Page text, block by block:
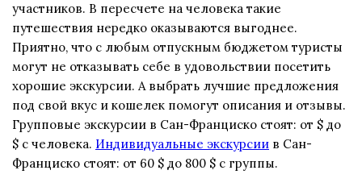
участников. В пересчете на человека такие
путешествия нередко оказываются выгоднее.
Приятно, что с любым отпускным бюджетом туристы
могут не отказывать себе в удовольствии посетить
хорошие экскурсии. А выбрать лучшие предложения
под свой вкус и кошелек помогут описания и отзывы.
Групповые экскурсии в Сан-Франциско стоят: от $ до
$ с человека. Индивидуальные экскурсии в Сан-
Франциско стоят: от 60 $ до 800 $ c группы.